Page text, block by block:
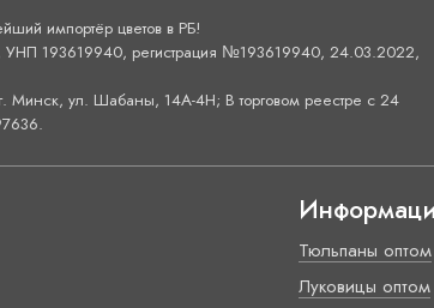
импортёр цветов в РБ!
193619940, регистрация №193619940, 24.03.2022,
ул. Шабаны, 14А-4H; В торговом реестре с 24
Тюльпаны оптом
Луковицы оптом